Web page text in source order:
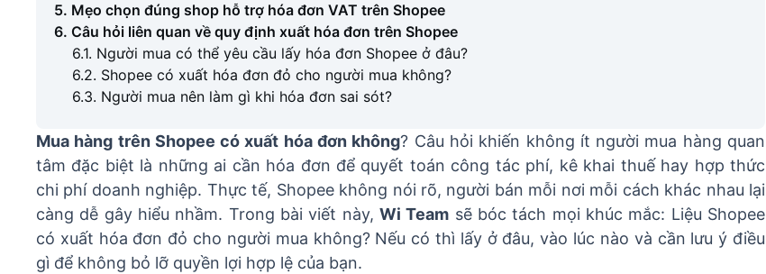
5. Mẹo chọn đúng shop hỗ trợ hóa đơn VAT trên Shopee
6. Câu hỏi liên quan về quy định xuất hóa đơn trên Shopee
6.1. Người mua có thể yêu cầu lấy hóa đơn Shopee ở đâu?
6.2. Shopee có xuất hóa đơn đỏ cho người mua không?
6.3. Người mua nên làm gì khi hóa đơn sai sót?
Mua hàng trên Shopee có xuất hóa đơn không? Câu hỏi khiến không ít người mua hàng quan
tâm đặc biệt là những ai cần hóa đơn để quyết toán công tác phí, kê khai thuế hay hợp thức
chi phí doanh nghiệp. Thực tế, Shopee không nói rõ, người bán mỗi nơi mỗi cách khác nhau lại
càng dễ gây hiểu nhầm. Trong bài viết này, Wi Team sẽ bóc tách mọi khúc mắc: Liệu Shopee
có xuất hóa đơn đỏ cho người mua không? Nếu có thì lấy ở đâu, vào lúc nào và cần lưu ý điều
gì để không bỏ lỡ quyền lợi hợp lệ của bạn.